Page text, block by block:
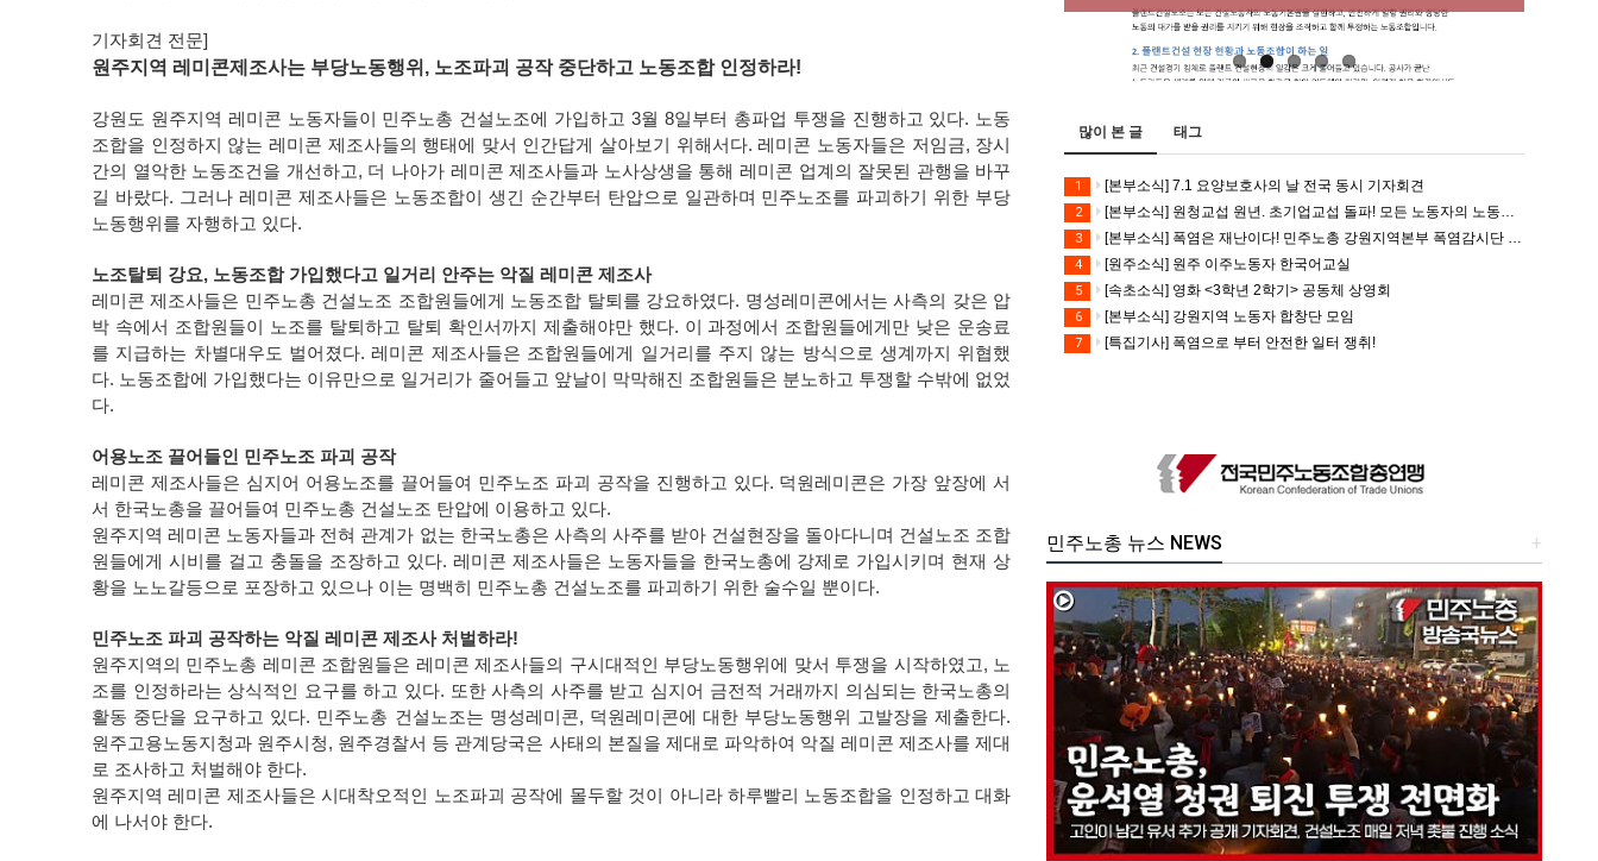
기자회견 전문]
원주지역 레미콘제조사는 부당노동행위, 노조파괴 공작 중단하고 노동조합 인정하라!
강원도 원주지역 레미콘 노동자들이 민주노총 건설노조에 가입하고 3월 8일부터 총파업 투쟁을 진행하고 있다. 노동
조합을 인정하지 않는 레미콘 제조사들의 행태에 맞서 인간답게 살아보기 위해서다. 레미콘 노동자들은 저임금, 장시
간의 열악한 노동조건을 개선하고, 더 나아가 레미콘 제조사들과 노사상생을 통해 레미콘 업계의 잘못된 관행을 바꾸
길 바랐다. 그러나 레미콘 제조사들은 노동조합이 생긴 순간부터 탄압으로 일관하며 민주노조를 파괴하기 위한 부당
노동행위를 자행하고 있다.
노조탈퇴 강요, 노동조합 가입했다고 일거리 안주는 악질 레미콘 제조사
레미콘 제조사들은 민주노총 건설노조 조합원들에게 노동조합 탈퇴를 강요하였다. 명성레미콘에서는 사측의 갖은 압
박 속에서 조합원들이 노조를 탈퇴하고 탈퇴 확인서까지 제출해야만 했다. 이 과정에서 조합원들에게만 낮은 운송료
를 지급하는 차별대우도 벌어졌다. 레미콘 제조사들은 조합원들에게 일거리를 주지 않는 방식으로 생계까지 위협했
다. 노동조합에 가입했다는 이유만으로 일거리가 줄어들고 앞날이 막막해진 조합원들은 분노하고 투쟁할 수밖에 없었
다.
어용노조 끌어들인 민주노조 파괴 공작
레미콘 제조사들은 심지어 어용노조를 끌어들여 민주노조 파괴 공작을 진행하고 있다. 덕원레미콘은 가장 앞장에 서
서 한국노총을 끌어들여 민주노총 건설노조 탄압에 이용하고 있다.
원주지역 레미콘 노동자들과 전혀 관계가 없는 한국노총은 사측의 사주를 받아 건설현장을 돌아다니며 건설노조 조합
원들에게 시비를 걸고 충돌을 조장하고 있다. 레미콘 제조사들은 노동자들을 한국노총에 강제로 가입시키며 현재 상
황을 노노갈등으로 포장하고 있으나 이는 명백히 민주노총 건설노조를 파괴하기 위한 술수일 뿐이다.
민주노조 파괴 공작하는 악질 레미콘 제조사 처벌하라!
원주지역의 민주노총 레미콘 조합원들은 레미콘 제조사들의 구시대적인 부당노동행위에 맞서 투쟁을 시작하였고, 노
조를 인정하라는 상식적인 요구를 하고 있다. 또한 사측의 사주를 받고 심지어 금전적 거래까지 의심되는 한국노총의
활동 중단을 요구하고 있다. 민주노총 건설노조는 명성레미콘, 덕원레미콘에 대한 부당노동행위 고발장을 제출한다.
원주고용노동지청과 원주시청, 원주경찰서 등 관계당국은 사태의 본질을 제대로 파악하여 악질 레미콘 제조사를 제대
로 조사하고 처벌해야 한다.
원주지역 레미콘 제조사들은 시대착오적인 노조파괴 공작에 몰두할 것이 아니라 하루빨리 노동조합을 인정하고 대화
에 나서야 한다.
많이 본 글 태그
1 [본부소식] 7.1 요양보호사의 날 전국 동시 기자회견
2 [본부소식] 원청교섭 원년. 초기업교섭 돌파! 모든 노동자의 노동기본권 쟁취! 민주노총 7.15 총파업대회
3 [본부소식] 폭염은 재난이다! 민주노총 강원지역본부 폭염감시단 선포 기자회견
4 [원주소식] 원주 이주노동자 한국어교실
5 [속초소식] 영화 <3학년 2학기> 공동체 상영회
6 [본부소식] 강원지역 노동자 합창단 모임
7 [특집기사] 폭염으로 부터 안전한 일터 쟁취!
+
민주노총 뉴스 NEWS